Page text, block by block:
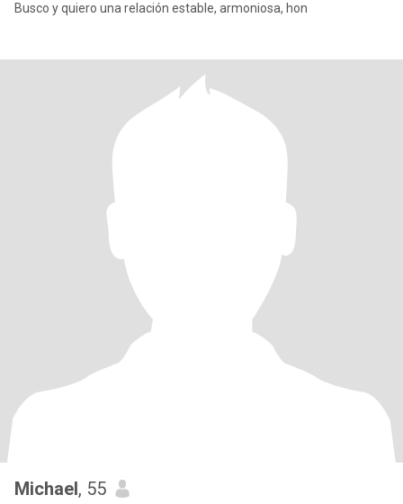
Busco y quiero una relación estable, armoniosa, hon
Michael, 55